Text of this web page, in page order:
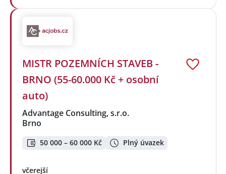
MISTR POZEMNÍCH STAVEB -
BRNO (55-60.000 Kč + osobní
auto)
Advantage Consulting, s.r.o.
Brno
50 000 – 60 000 Kč Plný úvazek
včerejší